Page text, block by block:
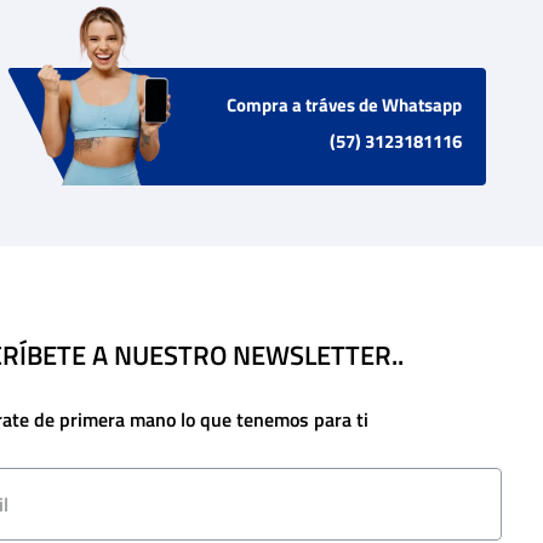
Compra a tráves de Whatsapp
(57) 3123181116
A NUESTRO NEWSLETTER..
de primera mano lo que tenemos para ti